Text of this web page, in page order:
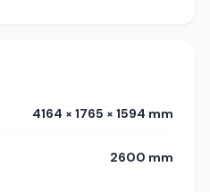
4164 × 1765 × 1594 mm
2600 mm